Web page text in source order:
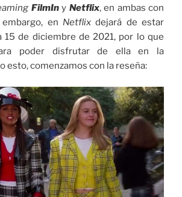
FilmIny Netflix, en ambas con
en Netflixdejará de estar
15 de diciembre de 2021, por lo que
poder disfrutar de ella en la
esto, comenzamos con la reseña: